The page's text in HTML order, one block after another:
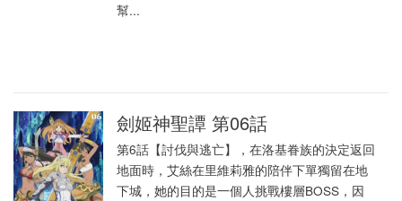
幫...
劍姬神聖譚 第06話
第6話【討伐與逃亡】，在洛基眷族的決定返回
地面時，艾絲在里維莉雅的陪伴下單獨留在地
下城，她的目的是一個人挑戰樓層BOSS，因